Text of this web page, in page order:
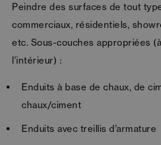
Peindre des surfaces de tout
commerciaux, résidentiels,
etc. Sous-couches appropriées
l'intérieur) :
Enduits à base de chaux, de
chaux/ciment
Enduits avec treillis d’armature